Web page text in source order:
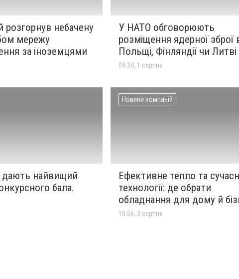
розгорнув небачену
мережу
за іноземцями
У НАТО обговорюють
розміщення ядерної зброї
Польщі, Фінляндії чи Литві
09:34, 1 серпня
дають найвищий
бала.
Новини компаній
Ефективне тепло та
технології: де обрати
обладнання для дому й
10:56, 3 серпня